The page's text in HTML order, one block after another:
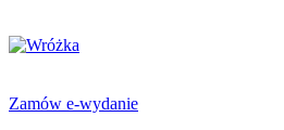
Zamów e-wydanie